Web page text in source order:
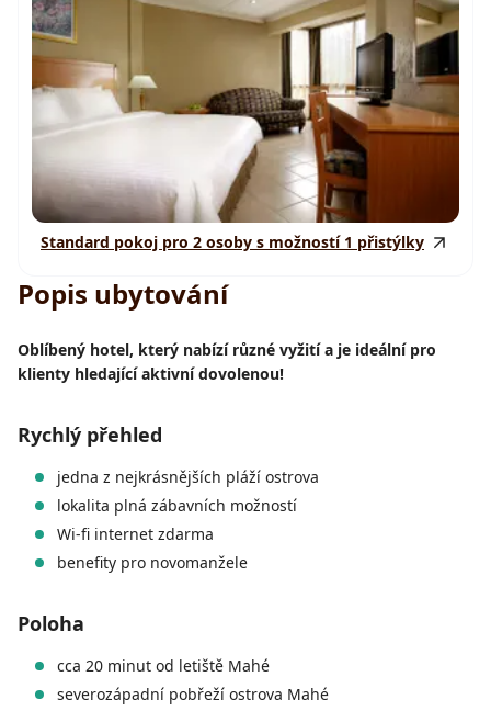
Standard pokoj pro 2 osoby s možností 1 přistýlky
Popis ubytování
Oblíbený hotel, který nabízí různé vyžití a je ideální pro
klienty hledající aktivní dovolenou!
Rychlý přehled
jedna z nejkrásnějších pláží ostrova
lokalita plná zábavních možností
Wi-fi internet zdarma
benefity pro novomanžele
Poloha
cca 20 minut od letiště Mahé
severozápadní pobřeží ostrova Mahé